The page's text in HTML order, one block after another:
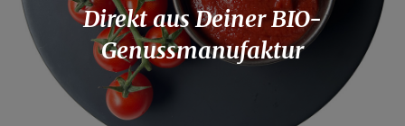
Direkt aus Deiner BIO-
Genussmanufaktur